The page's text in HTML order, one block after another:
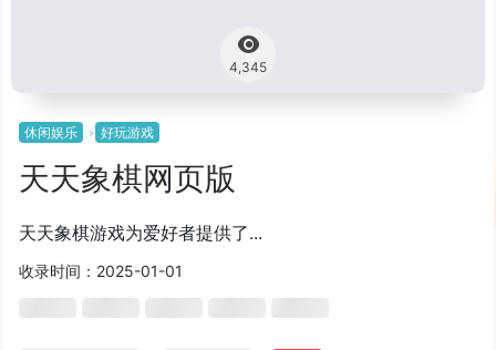
4,345
休闲娱乐 好玩游戏
天天象棋网页版
天天象棋游戏为爱好者提供了...
收录时间：2025-01-01